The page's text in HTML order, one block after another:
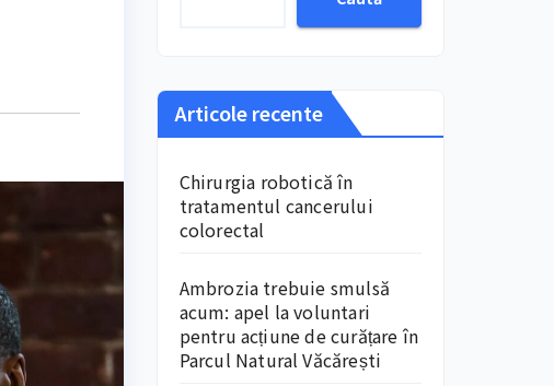
Articole recente
Chirurgia robotică în
tratamentul cancerului
colorectal
Ambrozia trebuie smulsă
acum: apel la voluntari
pentru acțiune de curățare în
Parcul Natural Văcărești